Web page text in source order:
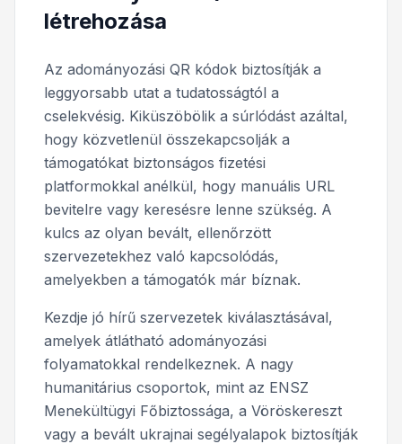
létrehozása
Az adományozási QR kódok biztosítják a
leggyorsabb utat a tudatosságtól a
cselekvésig. Kiküszöbölik a súrlódást azáltal,
hogy közvetlenül összekapcsolják a
támogatókat biztonságos fizetési
platformokkal anélkül, hogy manuális URL
bevitelre vagy keresésre lenne szükség. A
kulcs az olyan bevált, ellenőrzött
szervezetekhez való kapcsolódás,
amelyekben a támogatók már bíznak.
Kezdje jó hírű szervezetek kiválasztásával,
amelyek átlátható adományozási
folyamatokkal rendelkeznek. A nagy
humanitárius csoportok, mint az ENSZ
Menekültügyi Főbiztossága, a Vöröskereszt
vagy a bevált ukrajnai segélyalapok biztosítják